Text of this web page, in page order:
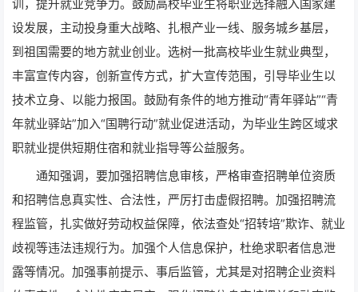
训，提升就业竞争力。鼓励高校毕业生将职业选择融入国家建
设发展，主动投身重大战略、扎根产业一线、服务城乡基层，
到祖国需要的地方就业创业。选树一批高校毕业生就业典型，
丰富宣传内容，创新宣传方式，扩大宣传范围，引导毕业生以
技术立身、以能力报国。鼓励有条件的地方推动“青年驿站”“青
年就业驿站”加入“国聘行动”就业促进活动，为毕业生跨区域求
职就业提供短期住宿和就业指导等公益服务。
通知强调，要加强招聘信息审核，严格审查招聘单位资质
和招聘信息真实性、合法性，严厉打击虚假招聘。加强招聘流
程监管，扎实做好劳动权益保障，依法查处“招转培”欺诈、就业
歧视等违法违规行为。加强个人信息保护，杜绝求职者信息泄
露等情况。加强事前提示、事后监管，尤其是对招聘企业资料